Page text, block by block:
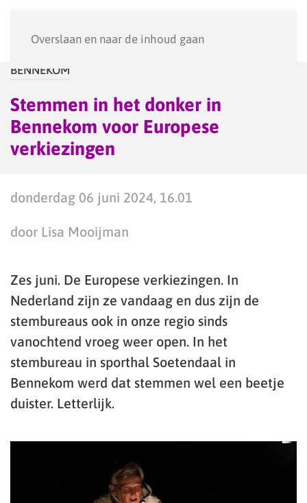
Overslaan en naar de inhoud gaan
BENNEKOM
Stemmen in het donker in
Bennekom voor Europese
verkiezingen
donderdag 06 juni 2024, 16.01
door Lisa Mooijman
Zes juni. De Europese verkiezingen. In
Nederland zijn ze vandaag en dus zijn de
stembureaus ook in onze regio sinds
vanochtend vroeg weer open. In het
stembureau in sporthal Soetendaal in
Bennekom werd dat stemmen wel een beetje
duister. Letterlijk.